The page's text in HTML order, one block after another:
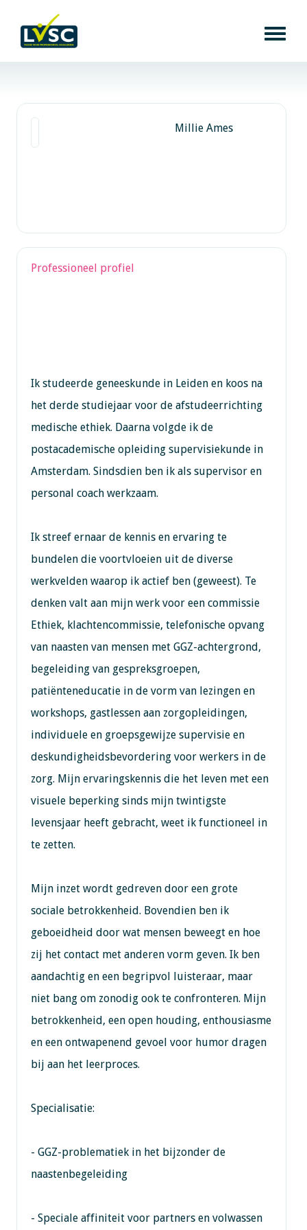
Millie Ames
Professioneel profiel
Ik studeerde geneeskunde in Leiden en koos na
het derde studiejaar voor de afstudeerrichting
medische ethiek. Daarna volgde ik de
postacademische opleiding supervisiekunde in
Amsterdam. Sindsdien ben ik als supervisor en
personal coach werkzaam.
Ik streef ernaar de kennis en ervaring te
bundelen die voortvloeien uit de diverse
werkvelden waarop ik actief ben (geweest). Te
denken valt aan mijn werk voor een commissie
Ethiek, klachtencommissie, telefonische opvang
van naasten van mensen met GGZ-achtergrond,
begeleiding van gespreksgroepen,
patiënteneducatie in de vorm van lezingen en
workshops, gastlessen aan zorgopleidingen,
individuele en groepsgewijze supervisie en
deskundigheidsbevordering voor werkers in de
zorg. Mijn ervaringskennis die het leven met een
visuele beperking sinds mijn twintigste
levensjaar heeft gebracht, weet ik functioneel in
te zetten.
Mijn inzet wordt gedreven door een grote
sociale betrokkenheid. Bovendien ben ik
geboeidheid door wat mensen beweegt en hoe
zij het contact met anderen vorm geven. Ik ben
aandachtig en een begripvol luisteraar, maar
niet bang om zonodig ook te confronteren. Mijn
betrokkenheid, een open houding, enthousiasme
en een ontwapenend gevoel voor humor dragen
bij aan het leerproces.
Specialisatie:
- GGZ-problematiek in het bijzonder de
naastenbegeleiding
- Speciale affiniteit voor partners en volwassen